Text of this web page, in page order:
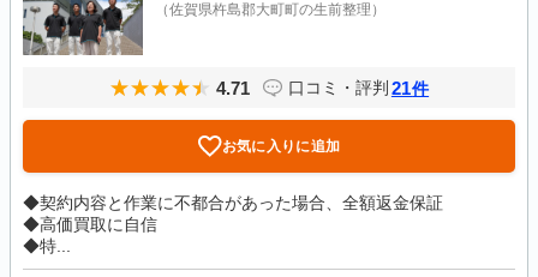
（佐賀県杵島郡大町町の生前整理）
4.71 口コミ・評判 21件
お気に入りに追加
◆契約内容と作業に不都合があった場合、全額返金保証
◆高価買取に自信
◆特...